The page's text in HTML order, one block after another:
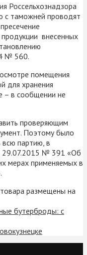
Россельхознадзора
с таможней проводят
внесенных
№ 560.
помещения
для хранения
– в сообщении не
проверяющим
Поэтому было
всю партию, в
29.07.2015 № 391 «Об
мерах применяемых в
размещены на
бутерброды: с